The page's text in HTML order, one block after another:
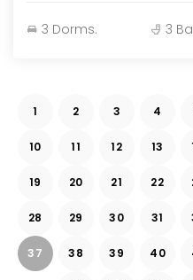
Portería. Consulte con
3 Dorms. 3
1 2 3 4
10 11 12 13
19 20 21 22
28 29 30 31
37 38 39 40